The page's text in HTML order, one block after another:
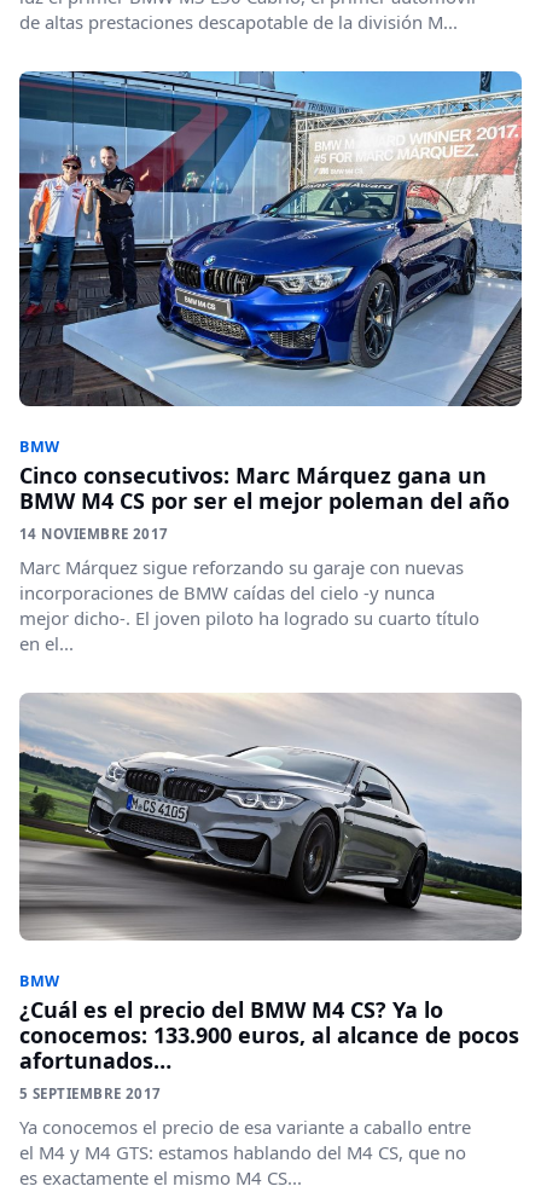
de altas prestaciones descapotable de la división M...
BMW
Cinco consecutivos: Marc Márquez gana un
BMW M4 CS por ser el mejor poleman del año
14 NOVIEMBRE 2017
Marc Márquez sigue reforzando su garaje con nuevas
incorporaciones de BMW caídas del cielo -y nunca
mejor dicho-. El joven piloto ha logrado su cuarto título
en el...
BMW
¿Cuál es el precio del BMW M4 CS? Ya lo
conocemos: 133.900 euros, al alcance de pocos
afortunados…
5 SEPTIEMBRE 2017
Ya conocemos el precio de esa variante a caballo entre
el M4 y M4 GTS: estamos hablando del M4 CS, que no
es exactamente el mismo M4 CS...